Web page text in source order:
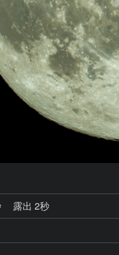
露出 2秒